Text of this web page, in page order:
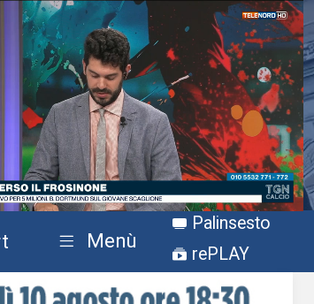
Stream
Menù
Palinsesto
rePLAY